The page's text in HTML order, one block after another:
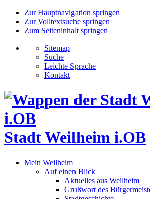
Zur Hauptnavigation springen
Zur Volltextsuche springen
Zum Seiteninhalt springen
Sitemap
Suche
Leichte Sprache
Kontakt
Stadt Weilheim i.OB
Mein Weilheim
Auf einen Blick
Aktuelles aus Weilheim
Grußwort des